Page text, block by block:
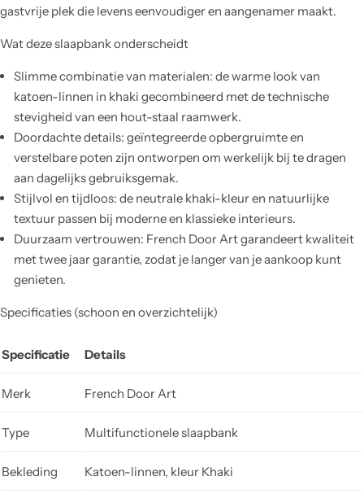
gastvrije plek die levens eenvoudiger en aangenamer maakt.
Wat deze slaapbank onderscheidt
Slimme combinatie van materialen: de warme look van
katoen-linnen in khaki gecombineerd met de technische
stevigheid van een hout-staal raamwerk.
Doordachte details: geïntegreerde opbergruimte en
verstelbare poten zijn ontworpen om werkelijk bij te dragen
aan dagelijks gebruiksgemak.
Stijlvol en tijdloos: de neutrale khaki-kleur en natuurlijke
textuur passen bij moderne en klassieke interieurs.
Duurzaam vertrouwen: French Door Art garandeert kwaliteit
met twee jaar garantie, zodat je langer van je aankoop kunt
genieten.
Specificaties (schoon en overzichtelijk)
Specificatie Details
Merk French Door Art
Type Multifunctionele slaapbank
Bekleding Katoen-linnen, kleur Khaki